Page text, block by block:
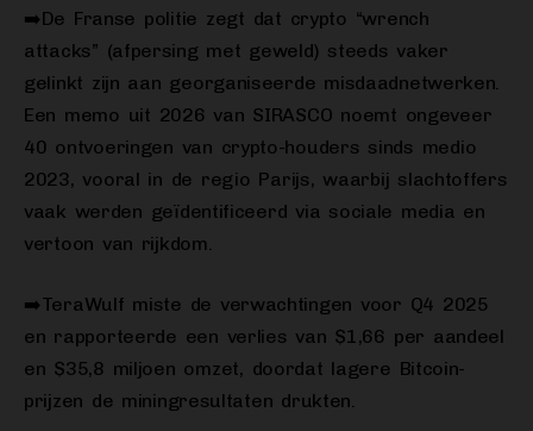
➡️De Franse politie zegt dat crypto “wrench
attacks” (afpersing met geweld) steeds vaker
gelinkt zijn aan georganiseerde misdaadnetwerken.
Een memo uit 2026 van SIRASCO noemt ongeveer
40 ontvoeringen van crypto-houders sinds medio
2023, vooral in de regio Parijs, waarbij slachtoffers
vaak werden geïdentificeerd via sociale media en
vertoon van rijkdom.
➡️TeraWulf miste de verwachtingen voor Q4 2025
en rapporteerde een verlies van $1,66 per aandeel
en $35,8 miljoen omzet, doordat lagere Bitcoin-
prijzen de miningresultaten drukten.